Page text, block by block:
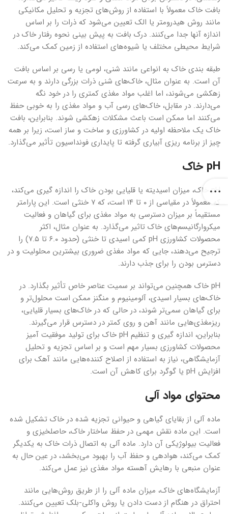
بافت خاک معمولاً با استفاده از روش‌های تجزیه و تحلیل مکانیکی
مانند روش هیدرومتر یا الک تعیین می‌شود که ذرات را بر اساس
اندازه آنها جدا می‌کنند. درک بافت به پیش بینی نحوه رفتار خاک در
شرایط محیطی مختلف یا شیوه‌های استفاده از زمین کمک می‌کند.
طبقه بندی خاک به انواعی مانند شنی، لومی یا رسی بر اساس بافت
آن است. به عنوان مثال، خاک‌های شنی ذرات بزرگی دارند و به سرعت
زهکشی می‌شوند، اما اغلب مواد مغذی کمتری را در خود نگه
می‌دارند. در مقابل، خاک‌های رسی آب و مواد مغذی را به خوبی حفظ
می‌کنند اما ممکن است باعث مشکلات زهکشی شوند. بنابراین، بافت
خاک یک ملاحظه اولیه در کشاورزی و ساخت و ساز است، زیرا بر همه
چیز از برنامه ریزی آبیاری گرفته تا پایداری فونداسیون تأثیر می‌گذارد.
pH خاک
pH خاک، میزان اسیدیته یا قلیایی بودن خاک را اندازه گیری می‌کند،
که معمولاً در مقیاسی از ۰ تا ۱۴ است، که ۷ خنثی است. این پارامتر
مستقیماً بر میزان دسترسی به مواد مغذی برای گیاهان و فعالیت
میکروارگانیسم‌های خاک تاثیر می‌گذارد. به عنوان مثال، اکثر
محصولات کشاورزی pH کمی اسیدی تا خنثی (حدود ۶.۰ تا ۷.۵) را
ترجیح می‌دهند، جایی که مواد مغذی ضروری بیشترین محلولیت و در
دسترس بودن را برای جذب دارند.
pH خاک همچنین می‌تواند بر سمیت عناصر خاص تأثیر بگذارد. در
خاک‌های بسیار اسیدی، آلومینیوم و منگنز ممکن است محلول‌تر و
برای گیاهان سمی‌تر شوند، در حالی که در خاک‌های بسیار قلیایی،
ریزمغذی‌هایی مانند آهن و روی کمتر در دسترس قرار می‌گیرند.
بنابراین، اندازه گیری و تنظیم pH خاک برای تولید موفقیت آمیز
محصولات کشاورزی بسیار مهم است و بر اساس تجزیه و تحلیل
آزمایشگاهی، نیاز به استفاده از اصلاح کننده‌هایی مانند آهک برای
افزایش pH یا گوگرد برای کاهش آن است.
محتوای مواد آلی
ماده آلی از بقایای گیاهی و حیوانی تجزیه شده در خاک تشکیل شده
است. این ماده نقش مهمی در حفظ ساختار خاک، حاصلخیزی و
فعالیت بیولوژیکی آن دارد. ماده آلی به اتصال ذرات خاک به یکدیگر
کمک می‌کند، هوادهی و حفظ آب را بهبود می‌بخشد، در عین حال به
عنوان منبعی با رهایش آهسته مواد مغذی نیز عمل می‌کند.
آزمایشگاه‌های خاک، میزان ماده آلی را از طریق روش‌هایی مانند
احتراق در هنگام از دست دادن یا روش واکلی-بلک تعیین می‌کنند.